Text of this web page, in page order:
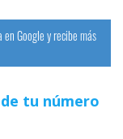
Google y recibe más
tu número